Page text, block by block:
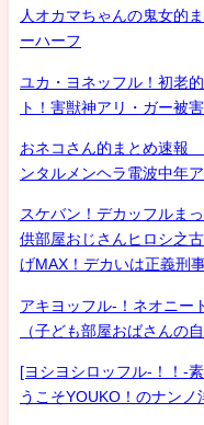
人オカマちゃんの鬼女的
ーハーフ
ユカ・ヨネッフル！初老
ト！害獣神アリ・ガー被
おネコさん的まとめ速報
ンタルメンヘラ電波中年
スケバン！デカッフルま
供部屋おじさんヒロシ之
げMAX！デカいは正義刑
アキヨッフル-！ネオニー
（子ども部屋おばさんの
[ヨシヨシロッフル-！！-
うこそYOUKO！のナン